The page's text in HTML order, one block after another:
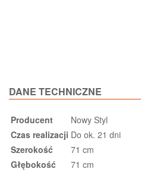
DANE TECHNICZNE
Producent
Nowy Styl
Czas realizacji Do ok. 21 dni
Szerokość
71 cm
Głębokość
71 cm